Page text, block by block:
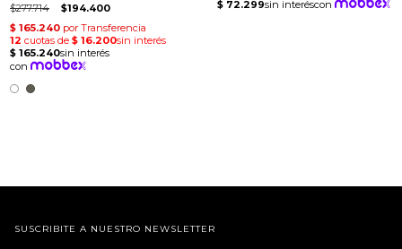
$277.714 $194.400
SUSCRIBITE A NUESTRO NEWSLETTER